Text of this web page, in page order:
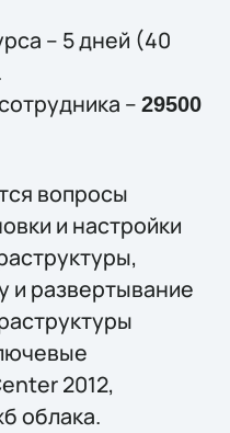
– 5 дней (40
– 29500
вопросы
и настройки
и развертывание
2012,
облака.